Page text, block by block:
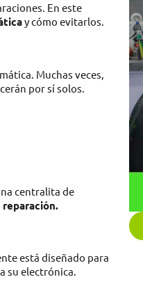
En este
y cómo evitarlos.
Muchas veces,
por sí solos.
centralita de
está diseñado para
su electrónica.